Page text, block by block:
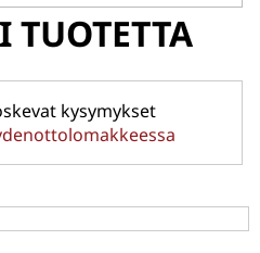
TUOTETTA
kysymykset